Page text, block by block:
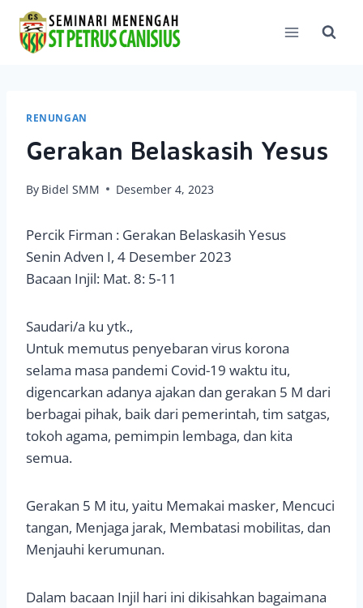
content
RENUNGAN
Gerakan Belaskasih Yesus
By Bidel SMM Desember 4, 2023
Percik Firman : Gerakan Belaskasih Yesus
Senin Adven I, 4 Desember 2023
Bacaan Injil: Mat. 8: 5-11
Saudari/a ku ytk.,
Untuk memutus penyebaran virus korona
selama masa pandemi Covid-19 waktu itu,
digencarkan adanya ajakan dan gerakan 5 M dari
berbagai pihak, baik dari pemerintah, tim satgas,
tokoh agama, pemimpin lembaga, dan kita
semua.
Gerakan 5 M itu, yaitu Memakai masker, Mencuci
tangan, Menjaga jarak, Membatasi mobilitas, dan
Menjauhi kerumunan.
Dalam bacaan Injil hari ini dikisahkan bagaimana